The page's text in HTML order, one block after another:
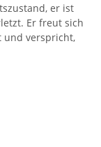
er ist
Er freut sich
und verspricht,